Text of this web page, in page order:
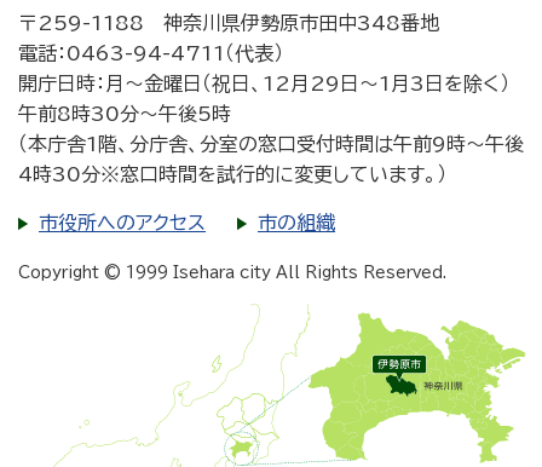
〒259-1188 神奈川県伊勢原市田中348番地
電話：0463-94-4711（代表）
開庁日時：月～金曜日（祝日、12月29日～1月3日を除く）
午前8時30分～午後5時
（本庁舎1階、分庁舎、分室の窓口受付時間は午前9時～午後
4時30分※窓口時間を試行的に変更しています。）
市役所へのアクセス 市の組織
Copyright © 1999 Isehara city All Rights Reserved.